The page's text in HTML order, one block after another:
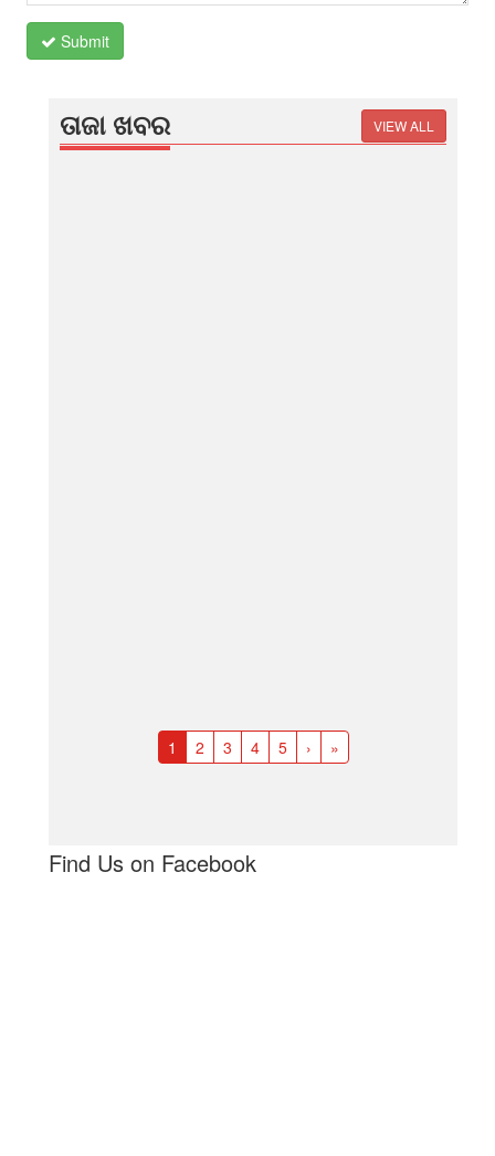
Submit
ତାଜା ଖବର VIEW ALL
1 2 3 4 5 › »
Find Us on Facebook